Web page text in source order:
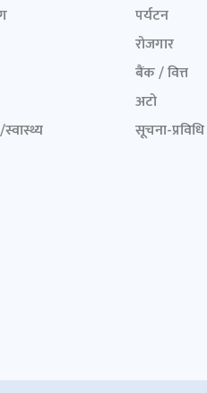
पर्यटन
रोजगार
बैंक / वित्त
अटो
सूचना-प्रविधि